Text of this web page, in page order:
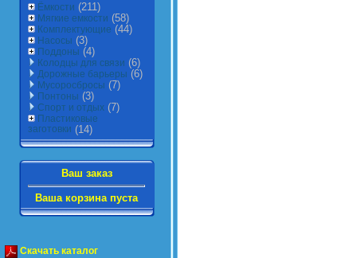
Ёмкости (211)
Мягкие емкости (58)
Комплектующие (44)
Насосы (3)
Поддоны (4)
Колодцы для связи (6)
Дорожные барьеры (6)
Мусоросбросы (7)
Понтоны (3)
Спорт и отдых (7)
Пластиковые
заготовки (14)
Ваш заказ
Ваша корзина пуста
Скачать каталог